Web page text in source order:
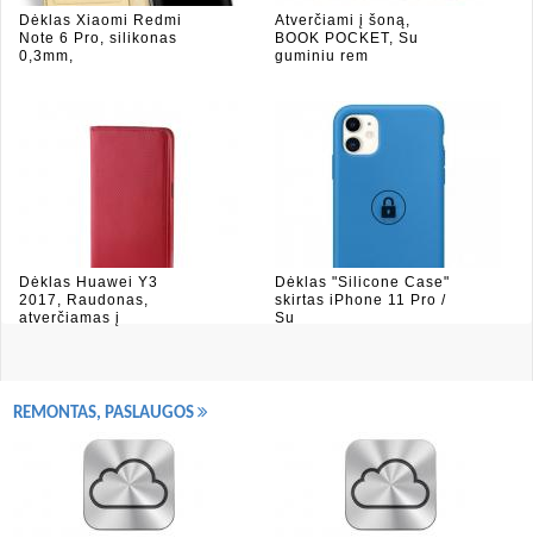
Dėklas Xiaomi Redmi
Note 6 Pro, silikonas
0,3mm,
Atverčiami į šoną,
BOOK POCKET, Su
guminiu rem
Dėklas Huawei Y3
2017, Raudonas,
atverčiamas į
Dėklas "Silicone Case"
skirtas iPhone 11 Pro /
Su
REMONTAS, PASLAUGOS